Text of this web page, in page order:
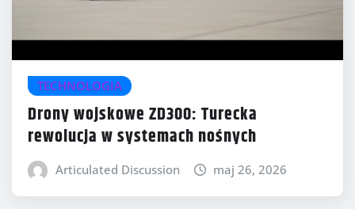
TECHNOLOGIA
Drony wojskowe ZD300: Turecka
rewolucja w systemach nośnych
Articulated Discussion maj 26, 2026